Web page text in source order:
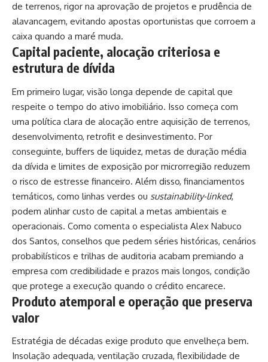
de terrenos, rigor na aprovação de projetos e prudência de
alavancagem, evitando apostas oportunistas que corroem a
caixa quando a maré muda.
Capital paciente, alocação criteriosa e
estrutura de dívida
Em primeiro lugar, visão longa depende de capital que
respeite o tempo do ativo imobiliário. Isso começa com
uma política clara de alocação entre aquisição de terrenos,
desenvolvimento, retrofit e desinvestimento. Por
conseguinte, buffers de liquidez, metas de duração média
da dívida e limites de exposição por microrregião reduzem
o risco de estresse financeiro. Além disso, financiamentos
temáticos, como linhas verdes ou sustainability-linked,
podem alinhar custo de capital a metas ambientais e
operacionais. Como comenta o especialista Alex Nabuco
dos Santos, conselhos que pedem séries históricas, cenários
probabilísticos e trilhas de auditoria acabam premiando a
empresa com credibilidade e prazos mais longos, condição
que protege a execução quando o crédito encarece.
Produto atemporal e operação que preserva
valor
Estratégia de décadas exige produto que envelheça bem.
Insolação adequada, ventilação cruzada, flexibilidade de